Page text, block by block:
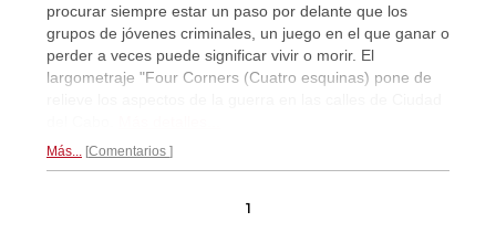
procurar siempre estar un paso por delante que los
grupos de jóvenes criminales, un juego en el que ganar o
perder a veces puede significar vivir o morir. El
largometraje "Four Corners (Cuatro esquinas) pone de
Más... Comentarios
1